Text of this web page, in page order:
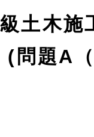
土木施
(問題A